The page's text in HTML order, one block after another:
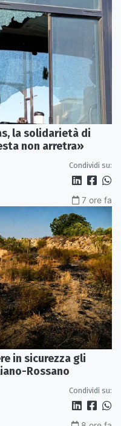
la solidarietà di
non arretra»
Condividi su:
7 ore fa
in sicurezza gli
Rossano
Condividi su: